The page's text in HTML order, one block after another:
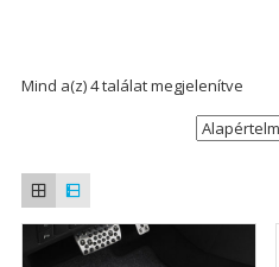
Mind a(z) 4 találat megjelenítve